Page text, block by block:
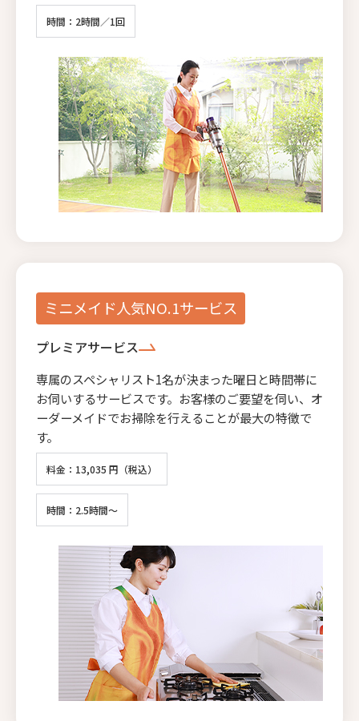
時間：2時間／1回
ミニメイド人気NO.1サービス
プレミアサービス
専属のスペシャリスト1名が決まった曜日と時間帯に
お伺いするサービスです。お客様のご要望を伺い、オ
ーダーメイドでお掃除を行えることが最大の特徴で
す。
料金：13,035 円（税込）
時間：2.5時間～